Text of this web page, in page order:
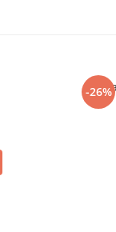
-26%